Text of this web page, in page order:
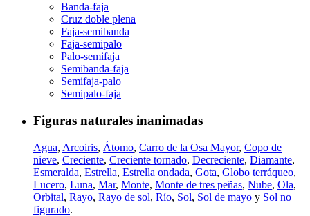
Banda-faja
Cruz doble plena
Faja-semibanda
Faja-semipalo
Palo-semifaja
Semibanda-faja
Semifaja-palo
Semipalo-faja
Figuras naturales inanimadas
Agua, Arcoiris, Átomo, Carro de la Osa Mayor, Copo de
nieve, Creciente, Creciente tornado, Decreciente, Diamante,
Esmeralda, Estrella, Estrella ondada, Gota, Globo terráqueo,
Lucero, Luna, Mar, Monte, Monte de tres peñas, Nube, Ola,
Orbital, Rayo, Rayo de sol, Río, Sol, Sol de mayo y Sol no
figurado.